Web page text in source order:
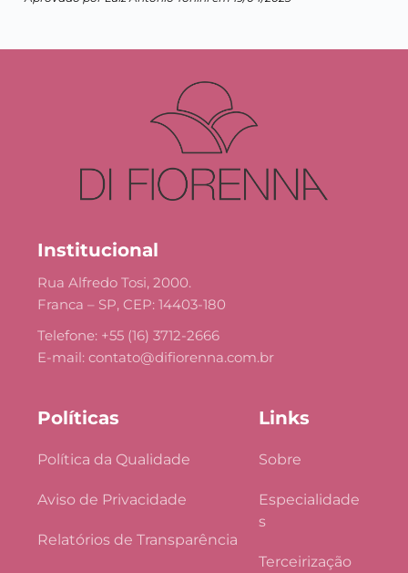
Institucional
Rua Alfredo Tosi, 2000.
Franca – SP, CEP: 14403-180
Telefone: +55 (16) 3712-2666
E-mail: contato@difiorenna.com.br
Políticas
Política da Qualidade
Aviso de Privacidade
Relatórios de Transparência
Links
Sobre
Especialidade
s
Terceirização